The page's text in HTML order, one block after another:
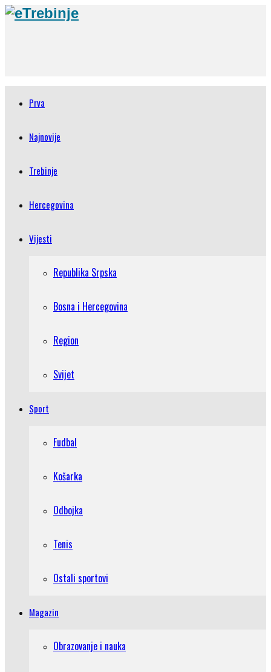
Prva
Najnovije
Trebinje
Hercegovina
Vijesti
Republika Srpska
Bosna i Hercegovina
Region
Svijet
Sport
Fudbal
Košarka
Odbojka
Tenis
Ostali sportovi
Magazin
Obrazovanje i nauka